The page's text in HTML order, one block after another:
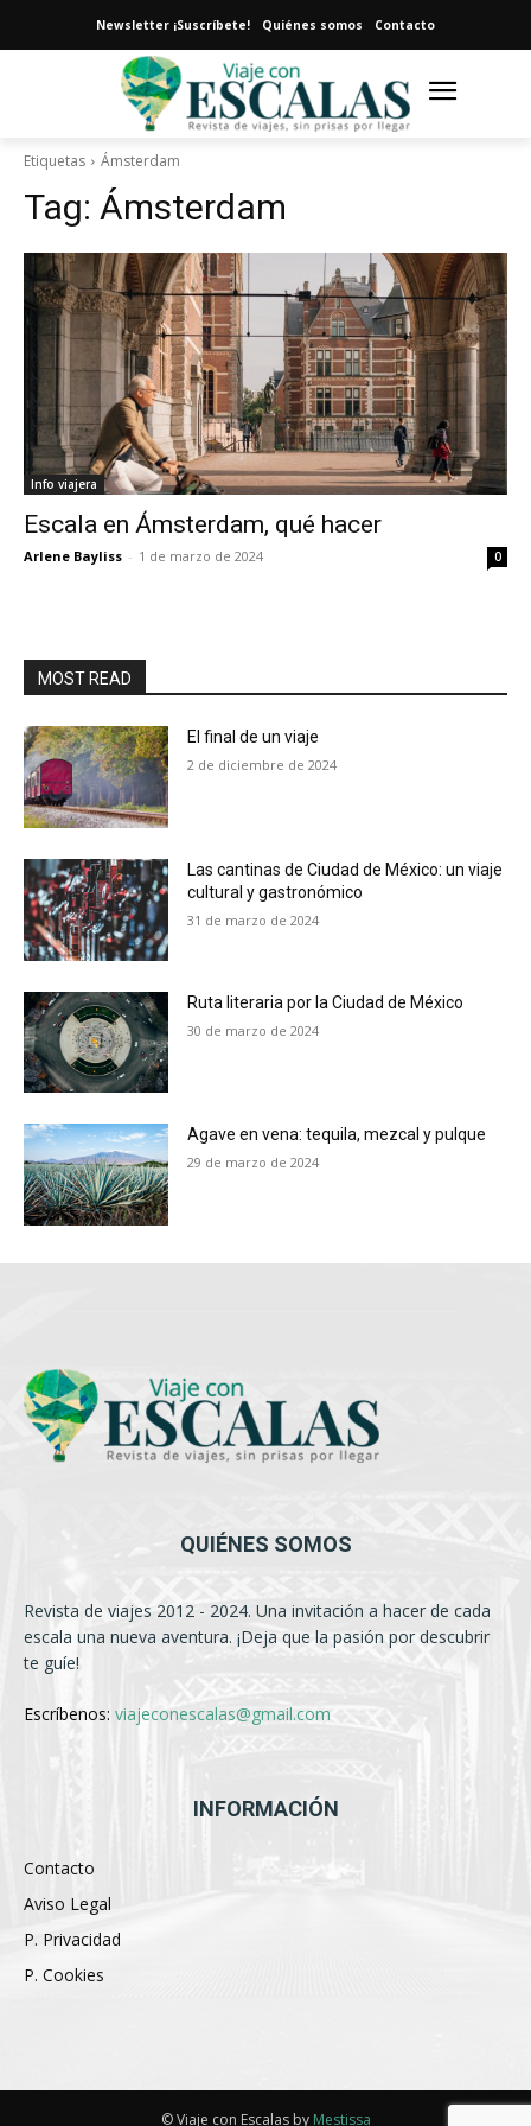
Newsletter ¡Suscríbete! Quiénes somos Contacto
Etiquetas Ámsterdam
Tag: Ámsterdam
Info viajera
Escala en Ámsterdam, qué hacer
Arlene Bayliss - 1 de marzo de 2024 0
MOST READ
El final de un viaje
2 de diciembre de 2024
Las cantinas de Ciudad de México: un viaje
cultural y gastronómico
31 de marzo de 2024
Ruta literaria por la Ciudad de México
30 de marzo de 2024
Agave en vena: tequila, mezcal y pulque
29 de marzo de 2024
QUIÉNES SOMOS
Revista de viajes 2012 - 2024. Una invitación a hacer de cada
escala una nueva aventura. ¡Deja que la pasión por descubrir
te guíe!
Escríbenos: viajeconescalas@gmail.com
INFORMACIÓN
Contacto
Aviso Legal
P. Privacidad
P. Cookies
© Viaje con Escalas by Mestissa